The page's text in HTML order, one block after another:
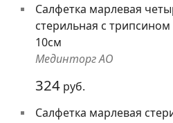
Салфетка марлевая
стерильная с
10см
Мединторг АО
324 руб.
Салфетка марлевая